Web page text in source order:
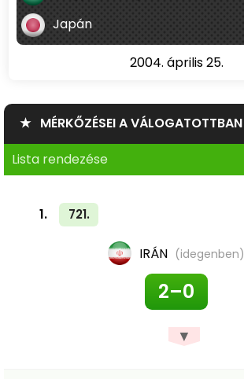
Japán
2004. április 25.
★ MÉRKŐZÉSEI A VÁLOGATOTTBAN
Lista rendezése
1. 721.
IRÁN (idegenben)
2–0
▼